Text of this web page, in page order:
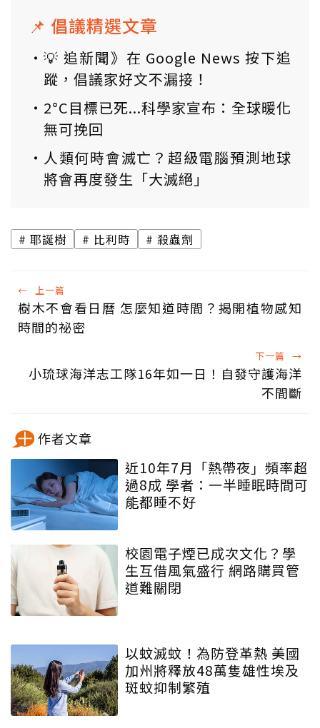
📌 倡議精選文章
💡 追新聞》在 Google News 按下追
蹤，倡議家好文不漏接！
2°C目標已死...科學家宣布：全球暖化
無可挽回
人類何時會滅亡？超級電腦預測地球
將會再度發生「大滅絕」
耶誕樹 比利時 殺蟲劑
← 上一篇
樹木不會看日曆 怎麼知道時間？揭開植物感知
時間的祕密
下一篇 →
小琉球海洋志工隊16年如一日！自發守護海洋
不間斷
作者文章
近10年7月「熱帶夜」頻率超
過8成 學者：一半睡眠時間可
能都睡不好
校園電子煙已成次文化？學
生互借風氣盛行 網路購買管
道難關閉
以蚊滅蚊！為防登革熱 美國
加州將釋放48萬隻雄性埃及
斑蚊抑制繁殖